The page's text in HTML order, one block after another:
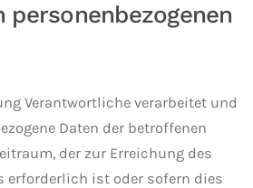
personenbezogenen
Verantwortliche verarbeitet und
Daten der betroffenen
der zur Erreichung des
erforderlich ist oder sofern dies